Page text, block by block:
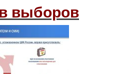
выборов